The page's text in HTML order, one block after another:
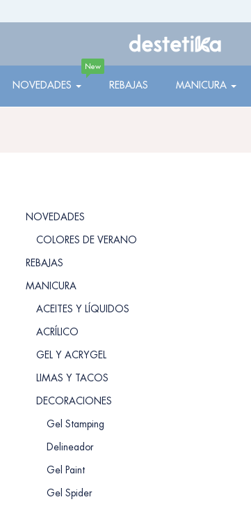
NOVEDADES
New
REBAJAS MANICURA
NOVEDADES
COLORES DE VERANO
REBAJAS
MANICURA
ACEITES Y LÍQUIDOS
ACRÍLICO
GEL Y ACRYGEL
LIMAS Y TACOS
DECORACIONES
Gel Stamping
Delineador
Gel Paint
Gel Spider